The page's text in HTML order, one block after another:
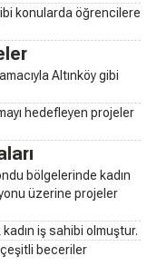
konularda öğrencilere
Altınköy gibi
hedefleyen projeler
bölgelerinde kadın
üzerine projeler
iş sahibi olmuştur.
çeşitli beceriler